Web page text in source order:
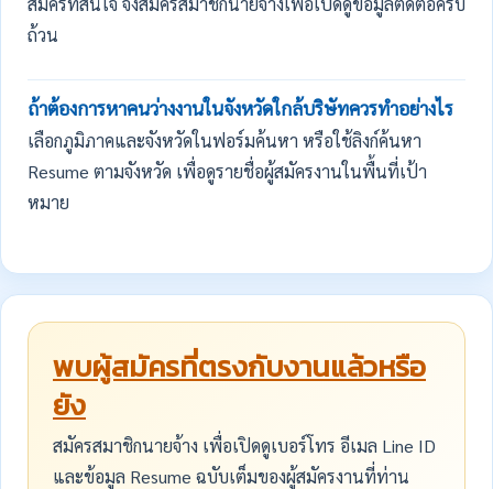
ถ้วน
ถ้าต้องการหาคนว่างงานในจังหวัดใกล้บริษัทควรทำอย่างไร
เลือกภูมิภาคและจังหวัดในฟอร์มค้นหา หรือใช้ลิงก์ค้นหา
Resume ตามจังหวัด เพื่อดูรายชื่อผู้สมัครงานในพื้นที่เป้า
หมาย
พบผู้สมัครที่ตรงกับงานแล้วหรือ
ยัง
สมัครสมาชิกนายจ้าง เพื่อเปิดดูเบอร์โทร อีเมล Line ID
และข้อมูล Resume ฉบับเต็มของผู้สมัครงานที่ท่าน